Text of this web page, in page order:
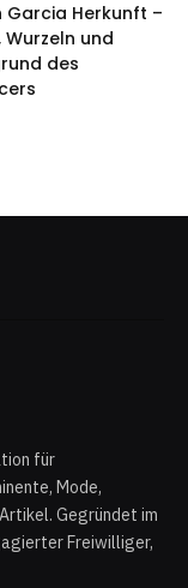
Garcia Herkunft –
Wurzeln und
des
für
Mode,
Gegründet im
Freiwilliger,